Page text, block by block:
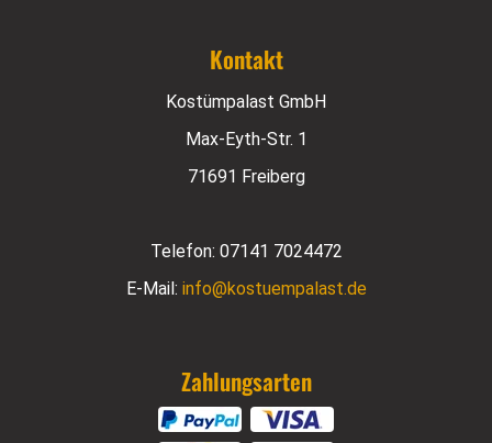
Kontakt
Kostümpalast GmbH
Max-Eyth-Str. 1
71691 Freiberg
Telefon: 07141 7024472
E-Mail: info@kostuempalast.de
Zahlungsarten